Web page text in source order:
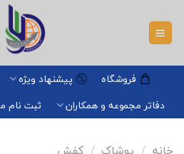
content
فروشگاه پیشنهاد ویژه
دفاتر مجموعه و همکاران
ثبت نام